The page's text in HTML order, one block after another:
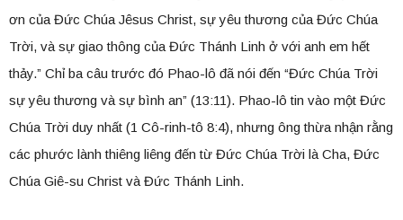
ơn của Đức Chúa Jêsus Christ, sự yêu thương của Đức Chúa
Trời, và sự giao thông của Đức Thánh Linh ở với anh em hết
thảy.” Chỉ ba câu trước đó Phao-lô đã nói đến “Đức Chúa Trời
sự yêu thương và sự bình an” (13:11). Phao-lô tin vào một Đức
Chúa Trời duy nhất (1 Cô-rinh-tô 8:4), nhưng ông thừa nhận rằng
các phước lành thiêng liêng đến từ Đức Chúa Trời là Cha, Đức
Chúa Giê-su Christ và Đức Thánh Linh.